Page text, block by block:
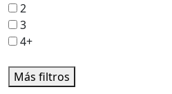
2
3
4+
Más filtros